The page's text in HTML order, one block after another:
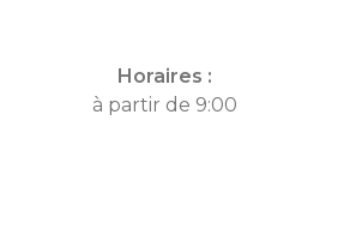
Horaires :
à partir de 9:00